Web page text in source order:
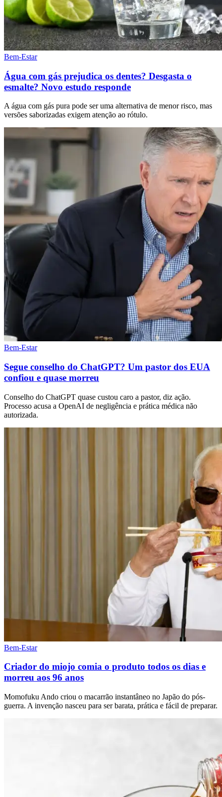
Bem-Estar
Água com gás prejudica os dentes? Desgasta o
esmalte? Novo estudo responde
A água com gás pura pode ser uma alternativa de menor risco, mas
versões saborizadas exigem atenção ao rótulo.
Bem-Estar
Segue conselho do ChatGPT? Um pastor dos EUA
confiou e quase morreu
Conselho do ChatGPT quase custou caro a pastor, diz ação.
Processo acusa a OpenAI de negligência e prática médica não
autorizada.
Bem-Estar
Criador do miojo comia o produto todos os dias e
morreu aos 96 anos
Momofuku Ando criou o macarrão instantâneo no Japão do pós-
guerra. A invenção nasceu para ser barata, prática e fácil de preparar.